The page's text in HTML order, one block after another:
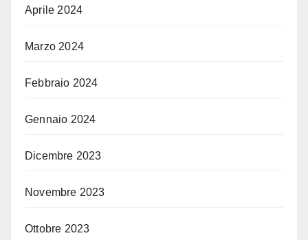
Aprile 2024
Marzo 2024
Febbraio 2024
Gennaio 2024
Dicembre 2023
Novembre 2023
Ottobre 2023